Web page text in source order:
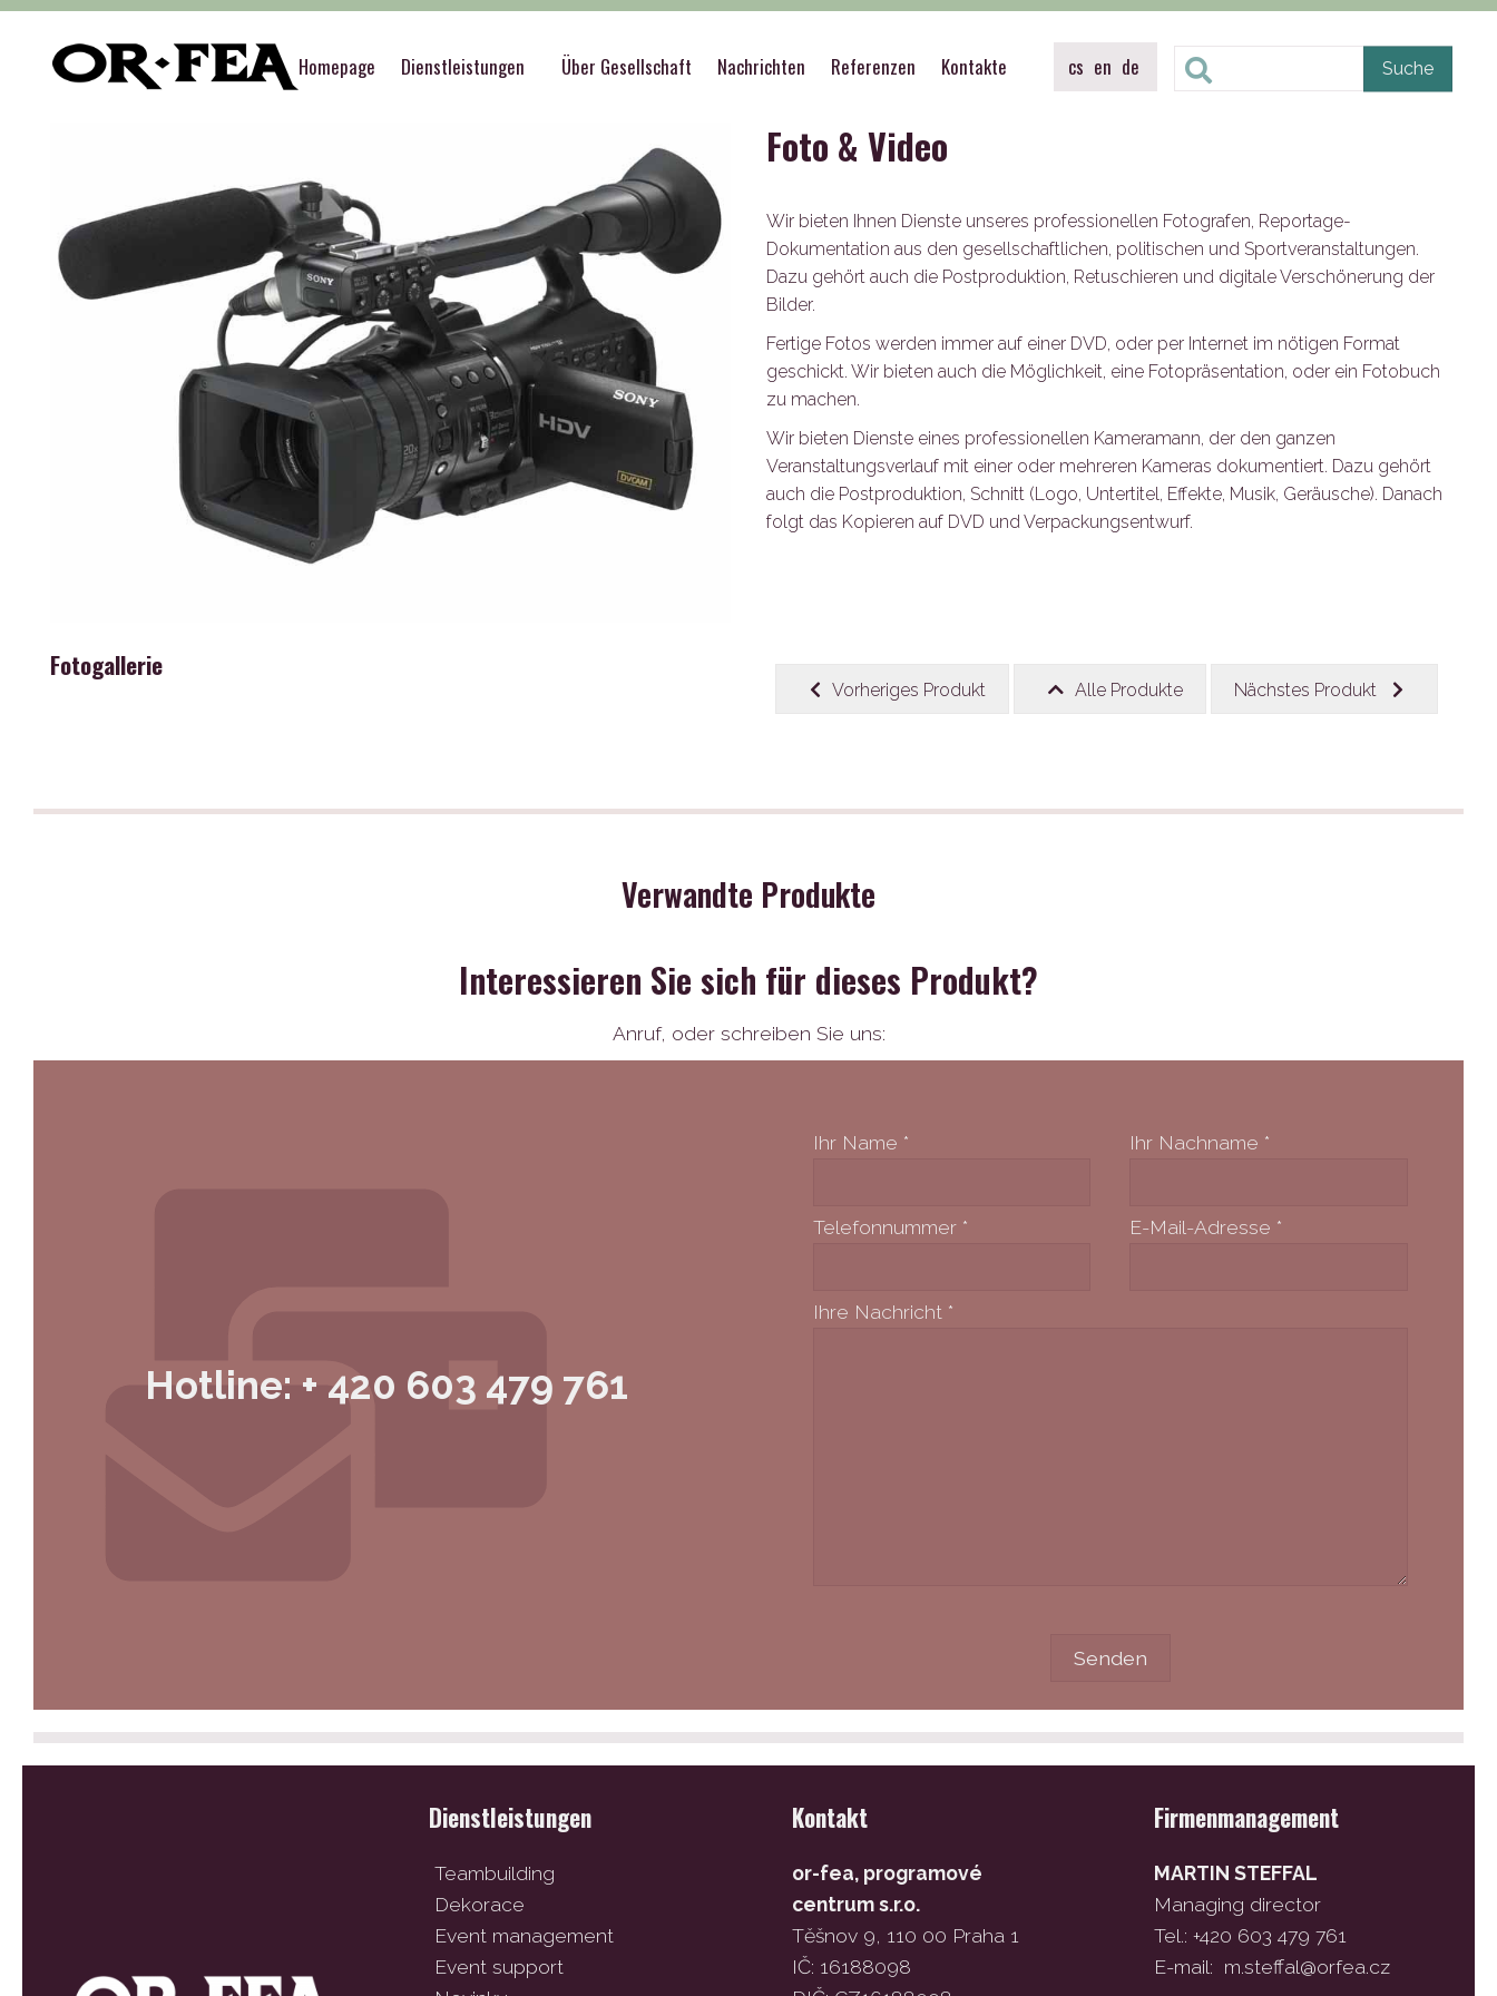
Homepage Dienstleistungen Über Gesellschaft Nachrichten Referenzen Kontakte cs en de
Fotogallerie
Foto & Video
Wir bieten Ihnen Dienste unseres professionellen Fotografen, Reportage-
Dokumentation aus den gesellschaftlichen, politischen und Sportveranstaltungen.
Dazu gehört auch die Postproduktion, Retuschieren und digitale Verschönerung der
Bilder.
Fertige Fotos werden immer auf einer DVD, oder per Internet im nötigen Format
geschickt. Wir bieten auch die Möglichkeit, eine Fotopräsentation, oder ein Fotobuch
zu machen.
Wir bieten Dienste eines professionellen Kameramann, der den ganzen
Veranstaltungsverlauf mit einer oder mehreren Kameras dokumentiert. Dazu gehört
auch die Postproduktion, Schnitt (Logo, Untertitel, Effekte, Musik, Geräusche). Danach
folgt das Kopieren auf DVD und Verpackungsentwurf.
Vorheriges Produkt Alle Produkte Nächstes Produkt
Verwandte Produkte
Interessieren Sie sich für dieses Produkt?
Anruf, oder schreiben Sie uns:
Hotline: + 420 603 479 761
Ihr Name * Ihr Nachname *
Telefonnummer * E-Mail-Adresse *
Ihre Nachricht *
Dienstleistungen
Teambuilding
Dekorace
Event management
Event support
Kontakt
or-fea, programové
centrum s.r.o.
Těšnov 9, 110 00 Praha 1
IČ: 16188098
Firmenmanagement
MARTIN STEFFAL
Managing director
Tel.: +420 603 479 761
E-mail: m.steffal@orfea.cz